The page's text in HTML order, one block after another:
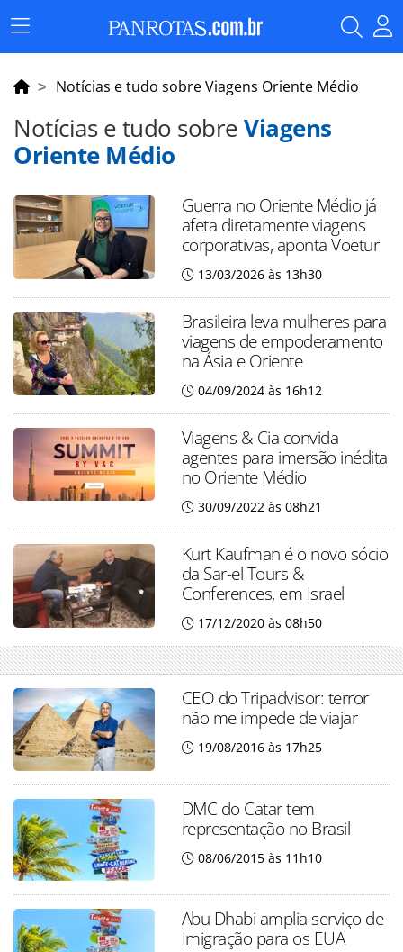
Menu
Principal
Notícias e tudo sobre Viagens Oriente Médio
Notícias e tudo sobreViagens
Oriente Médio
Guerra no Oriente Médio já
afeta diretamente viagens
corporativas, aponta Voetur
13/03/2026 às 13h30
Brasileira leva mulheres para
viagens de empoderamento
na Ásia e Oriente
04/09/2024 às 16h12
Viagens & Cia convida
agentes para imersão inédita
no Oriente Médio
30/09/2022 às 08h21
Kurt Kaufman é o novo sócio
da Sar-el Tours &
Conferences, em Israel
17/12/2020 às 08h50
CEO do Tripadvisor: terror
não me impede de viajar
19/08/2016 às 17h25
DMC do Catar tem
representação no Brasil
08/06/2015 às 11h10
Abu Dhabi amplia serviço de
Imigração para os EUA